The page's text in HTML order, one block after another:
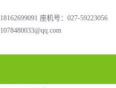
18162699091 座机号：027-59223056
1078480033@qq.com